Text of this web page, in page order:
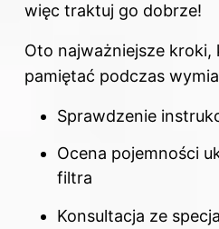
więc traktuj go dobrze!
Oto najważniejsze
pamiętać podczas
Sprawdzenie
Ocena pojemności
filtra
Konsultacja ze